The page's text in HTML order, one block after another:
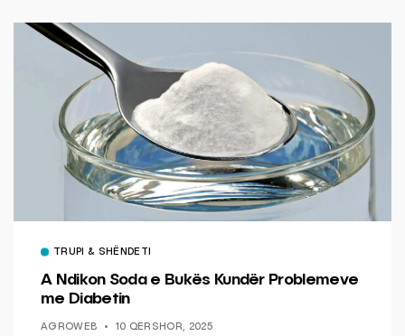
TRUPI & SHËNDETI
A Ndikon Soda e Bukës Kundër Problemeve
me Diabetin
AGROWEB 10 QERSHOR, 2025